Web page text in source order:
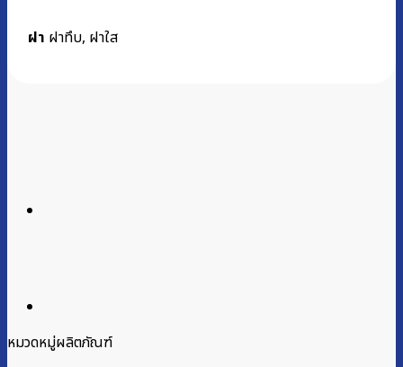
ฝา ฝาทึบ, ฝาใส
หมวดหมู่ผลิตภัณฑ์